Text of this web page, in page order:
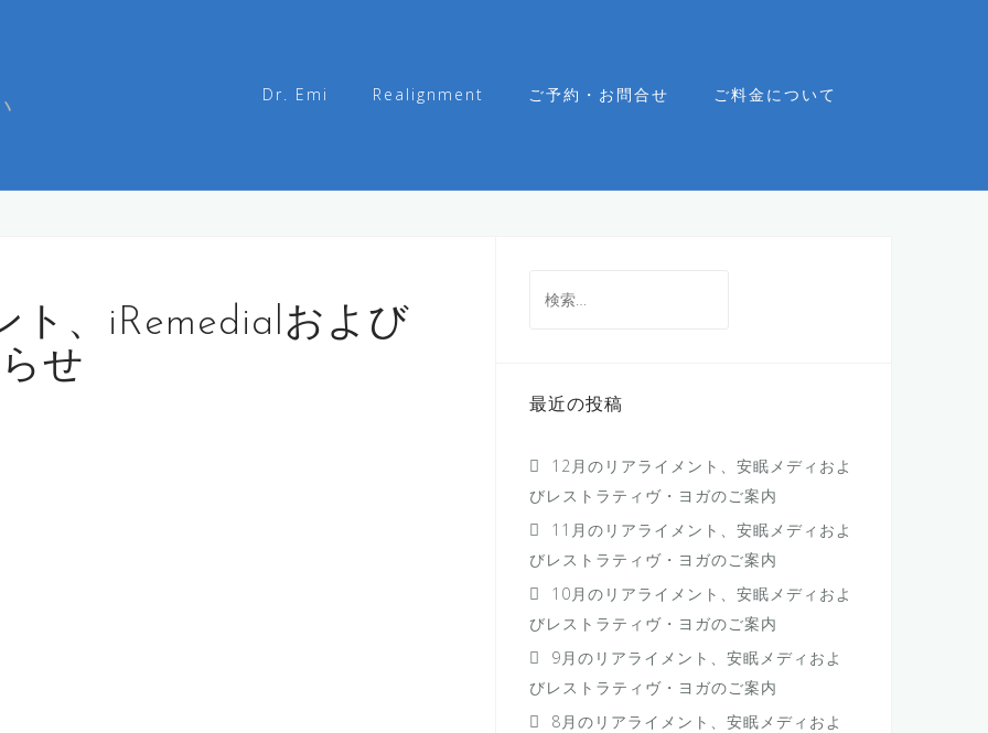
Dr. Emi Realignment ご予約・お問合せ ご料金について
ト、iRemedialおよび
せ
索:
最近の投稿
12月のリアライメント、安眠メディおよ
びレストラティヴ・ヨガのご案内
11月のリアライメント、安眠メディおよ
びレストラティヴ・ヨガのご案内
10月のリアライメント、安眠メディおよ
びレストラティヴ・ヨガのご案内
9月のリアライメント、安眠メディおよ
びレストラティヴ・ヨガのご案内
8月のリアライメント、安眠メディおよ